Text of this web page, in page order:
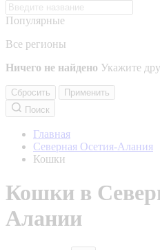
Популярные
Все регионы
Ничего не найдено Укажите
Сбросить
Применить
Поиск
Главная
Северная Осетия-Алания
Кошки
Кошки в
Алании